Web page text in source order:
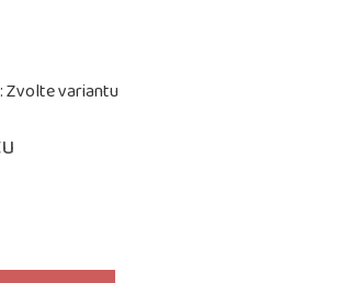
Zvolte variantu